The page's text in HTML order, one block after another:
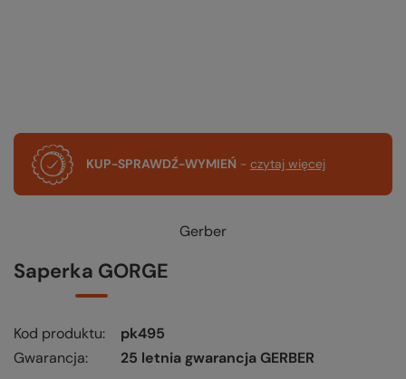
KUP-SPRAWDŹ-WYMIEŃ - czytaj więcej
Gerber
Saperka GORGE
Kod produktu
pk495
Gwarancja
25 letnia gwarancja GERBER